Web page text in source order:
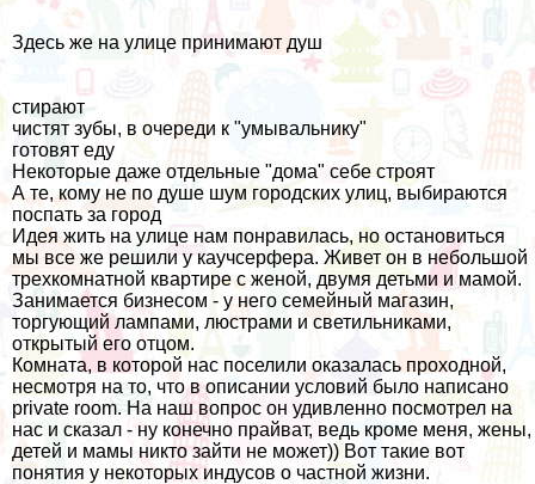
Здесь же на улице принимают душ
стирают
чистят зубы, в очереди к "умывальнику"
готовят еду
Некоторые даже отдельные "дома" себе строят
А те, кому не по душе шум городских улиц, выбираются
поспать за город
Идея жить на улице нам понравилась, но остановиться
мы все же решили у каучсерфера. Живет он в небольшой
трехкомнатной квартире с женой, двумя детьми и мамой.
Занимается бизнесом - у него семейный магазин,
торгующий лампами, люстрами и светильниками,
открытый его отцом.
Комната, в которой нас поселили оказалась проходной,
несмотря на то, что в описании условий было написано
private room. На наш вопрос он удивленно посмотрел на
нас и сказал - ну конечно прайват, ведь кроме меня, жены,
детей и мамы никто зайти не может)) Вот такие вот
понятия у некоторых индусов о частной жизни.